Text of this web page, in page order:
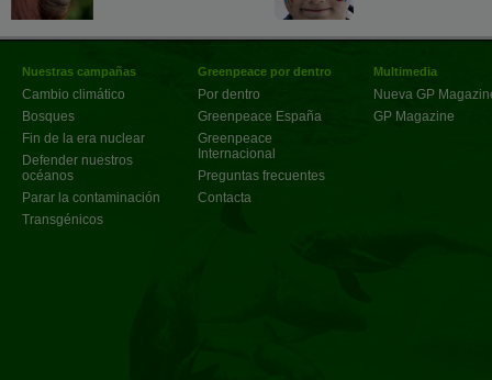
Nuestras campañas
Cambio climático
Bosques
Fin de la era nuclear
Defender nuestros
océanos
Parar la contaminación
Transgénicos
Greenpeace por dentro
Por dentro
Greenpeace España
Greenpeace
Internacional
Preguntas frecuentes
Contacta
Multimedia
Nueva GP
GP Magazine